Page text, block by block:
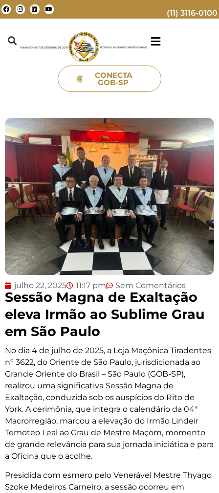
(11) 3116-0100
CONECTA
GOB-SP
julho 22, 2025 11:17 pm Sem Comentários
Sessão Magna de Exaltação
eleva Irmão ao Sublime Grau
em São Paulo
No dia 4 de julho de 2025, a Loja Maçônica Tiradentes
nº 3622, do Oriente de São Paulo, jurisdicionada ao
Grande Oriente do Brasil – São Paulo (GOB-SP),
realizou uma significativa Sessão Magna de
Exaltação, conduzida sob os auspícios do Rito de
York. A cerimônia, que integra o calendário da 04ª
Macrorregião, marcou a elevação do Irmão Lindeir
Temoteo Leal ao Grau de Mestre Maçom, momento
de grande relevância para sua jornada iniciática e para
a Oficina que o acolhe.
Presidida com esmero pelo Venerável Mestre Thyago
Szoke Medeiros Carneiro, a sessão ocorreu em